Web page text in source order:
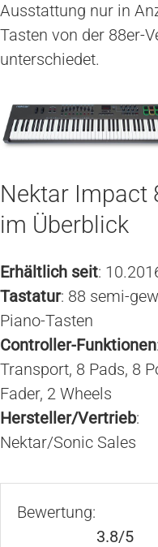
Ausstattung nur in
Tasten von der 88er-
unterschiedet.
Nektar Impact
im Überblick
Erhältlich seit:
Tastatur: 88 semi-
Piano-Tasten
Controller-Funktionen:
Transport, 8 Pads, 8
Fader, 2 Wheels
Hersteller/Vertrieb:
Nektar/Sonic Sales
Bewertung:
3.8/5